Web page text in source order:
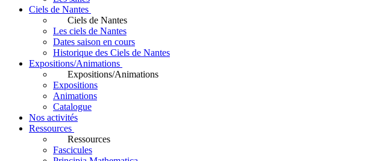
Ciels de Nantes
Ciels de Nantes
Les ciels de Nantes
Dates saison en cours
Historique des Ciels de Nantes
Expositions/Animations
Expositions/Animations
Expositions
Animations
Catalogue
Nos activités
Ressources
Ressources
Fascicules